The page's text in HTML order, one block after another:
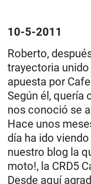
10-5-2011
Roberto,
trayectoria
apuesta por
Según él, quería
nos conoció se
Hace unos
día ha ido
nuestro blog la
moto!, la CRD5
Desde aquí